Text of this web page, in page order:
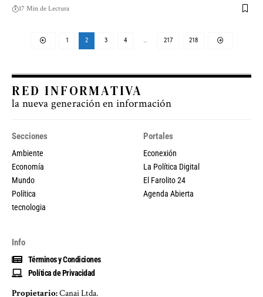
17 Min de Lectura
1 2 3 4 … 217 218
RED INFORMATIVA
la nueva generación en información
Secciones
Ambiente
Economía
Mundo
Política
tecnologia
Portales
Econexión
La Política Digital
El Farolito 24
Agenda Abierta
Info
Términos y Condiciones
Política de Privacidad
Propietario:Canai Ltda.